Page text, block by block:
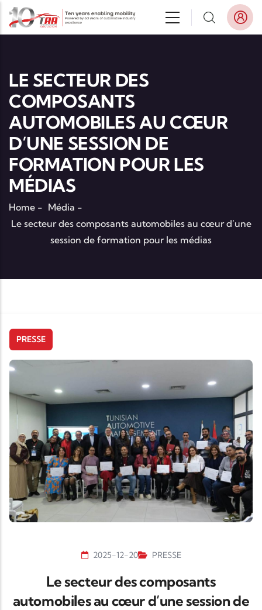
Aller au contenu principal
LE SECTEUR DES
COMPOSANTS
AUTOMOBILES AU CŒUR
D’UNE SESSION DE
FORMATION POUR LES
MÉDIAS
Home - Média -
Le secteur des composants automobiles au cœur d’une
session de formation pour les médias
PRESSE
2025-12-20 PRESSE
Le secteur des composants
automobiles au cœur d’une session de